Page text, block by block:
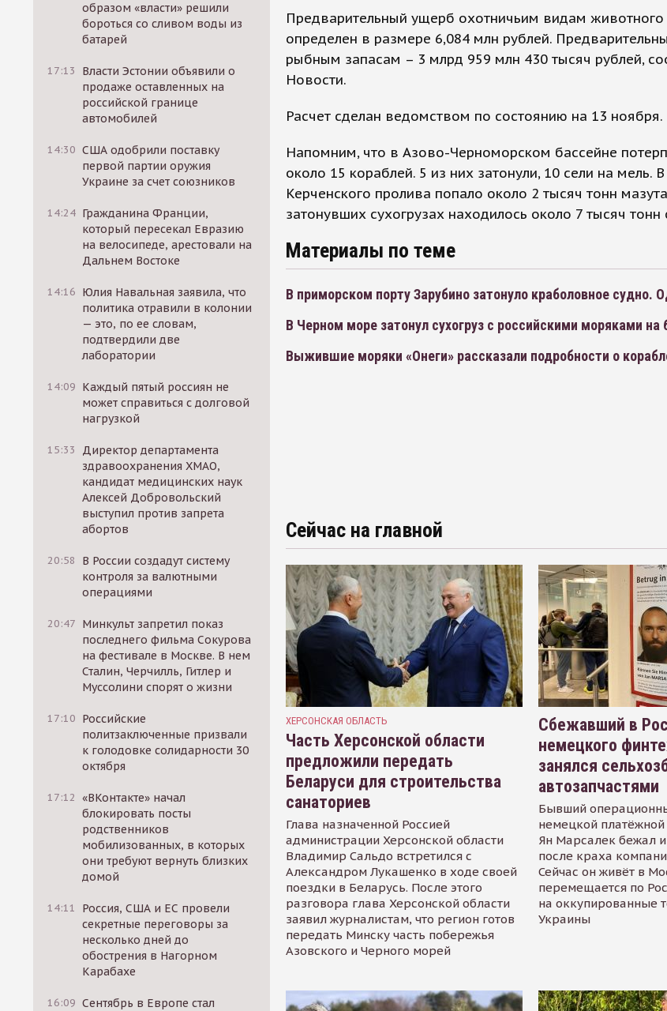
образом «власти» решили
бороться со сливом воды из
батарей
17:13
Власти Эстонии объявили о
продаже оставленных на
российской границе
автомобилей
14:30 США одобрили поставку
первой партии оружия
Украине за счет союзников
14:24 Гражданина Франции,
который пересекал Евразию
на велосипеде, арестовали на
Дальнем Востоке
14:16 Юлия Навальная заявила, что
политика отравили в колонии
— это, по ее словам,
подтвердили две
лаборатории
14:09 Каждый пятый россиян не
может справиться с долговой
нагрузкой
15:33
Директор департамента
здравоохранения ХМАО,
кандидат медицинских наук
Алексей Добровольский
выступил против запрета
абортов
20:58
В России создадут систему
контроля за валютными
операциями
20:47 Минкульт запретил показ
последнего фильма Сокурова
на фестивале в Москве. В нем
Сталин, Черчилль, Гитлер и
Муссолини спорят о жизни
17:10 Российские
политзаключенные призвали
к голодовке солидарности 30
октября
17:12 «ВКонтакте» начал
блокировать посты
родственников
мобилизованных, в которых
они требуют вернуть близких
домой
14:11
Россия, США и ЕС провели
секретные переговоры за
несколько дней до
обострения в Нагорном
Карабахе
16:09 Сентябрь в Европе стал
Предварительный ущерб охотничьим видам
определен в размере 6,084 млн рублей.
рыбным запасам – 3 млрд 959 млн 430 тысяч рублей,
Новости.
Расчет сделан ведомством по состоянию на 13 ноября.
Напомним, что в Азово-Черноморском бассейне
около 15 кораблей. 5 из них затонули, 10 сели на мель.
Керченского пролива попало около 2 тысяч тонн
затонувших сухогрузах находилось около 7 тысяч тонн
Материалы по теме
В приморском порту Зарубино затонуло краболовное судно.
В Черном море затонул сухогруз с российскими моряками на
Выжившие моряки «Онеги» рассказали подробности о
Сейчас на главной
ХЕРСОНСКАЯ ОБЛАСТЬ
Часть Херсонской области
предложили передать
Беларуси для строительства
санаториев
Глава назначенной Россией
администрации Херсонской области
Владимир Сальдо встретился с
Александром Лукашенко в ходе своей
поездки в Беларусь. После этого
разговора глава Херсонской области
заявил журналистам, что регион готов
передать Минску часть побережья
Азовского и Черного морей
Сбежавший в
немецкого
занялся
автозапчастями
Бывший
немецкой
Ян Марсалек бежал
после краха
Сейчас он живёт в
перемещается по
на оккупированные
Украины